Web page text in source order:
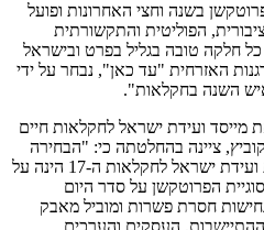
בשנה וחצי האחרונות ופועל
הפוליטית והתקשורתית
חלקה טובה בגליל בפרט ובישראל
האזרחית "עד כאן", נבחר על ידי
השנה בחקלאות".
מייסד ועידת ישראל לחקלאות חיים
ציינה בהחלטתה כי: "הבחירה
ביריב בן עמי לאיש השנה במסגרת ועידת ישראל לחקלאות ה-17 הינה על
הפרוטקשן על סדר היום
חסרת פשרות ומוביל מאבק
העסקים והערכים